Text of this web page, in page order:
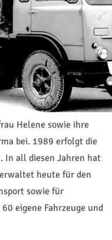
Helene sowie ihre
bei. 1989 erfolgt die
In all diesen Jahren hat
heute für den
sowie für
eigene Fahrzeuge und